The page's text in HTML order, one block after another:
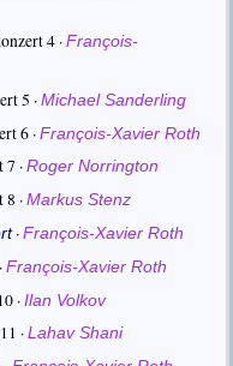
4 · François-
5 · Michael Sanderling
6 · François-Xavier Roth
· Roger Norrington
· Markus Stenz
· François-Xavier Roth
François-Xavier Roth
·Ilan Volkov
·Lahav Shani